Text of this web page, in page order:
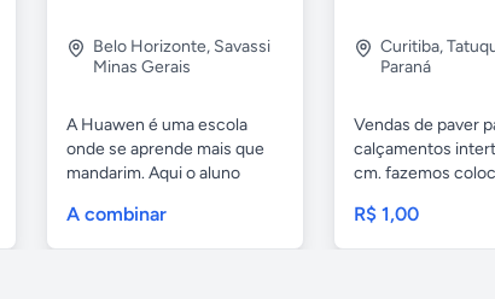
Belo Horizonte, Savassi
Minas Gerais
A Huawen é uma escola
onde se aprende mais que
mandarim. Aqui o aluno
A combinar
Curitiba,
Paraná
Vendas de paver
calçamentos
cm. fazemos
R$ 1,00